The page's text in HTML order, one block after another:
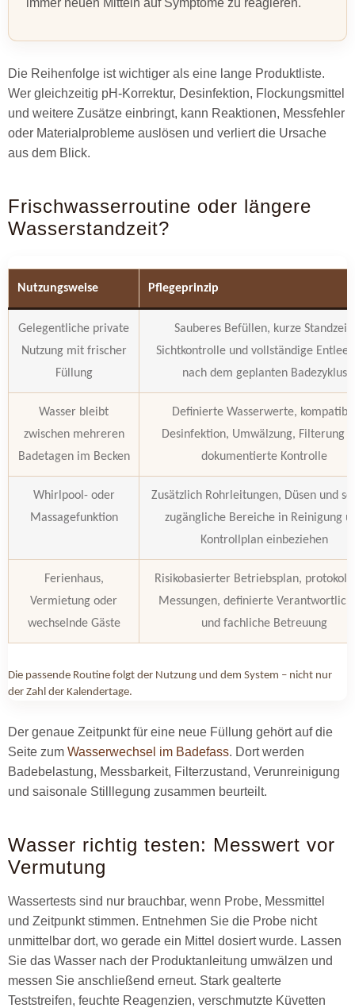
immer neuen Mitteln auf Symptome zu reagieren.
Die Reihenfolge ist wichtiger als eine lange Produktliste.
Wer gleichzeitig pH-Korrektur, Desinfektion, Flockungsmittel
und weitere Zusätze einbringt, kann Reaktionen, Messfehler
oder Materialprobleme auslösen und verliert die Ursache
aus dem Blick.
Frischwasserroutine oder längere
Wasserstandzeit?
Nutzungsweise Pflegeprinzip
Gelegentliche private
Nutzung mit frischer
Füllung
Sauberes Befüllen, kurze Standzeit,
Sichtkontrolle und vollständige
nach dem geplanten Badezyklus
Wasser bleibt
zwischen mehreren
Badetagen im Becken
Definierte Wasserwerte,
Desinfektion, Umwälzung, Filterung
dokumentierte Kontrolle
Whirlpool- oder
Massagefunktion
Zusätzlich Rohrleitungen, Düsen und
zugängliche Bereiche in Reinigung
Kontrollplan einbeziehen
Ferienhaus,
Vermietung oder
wechselnde Gäste
Risikobasierter Betriebsplan,
Messungen, definierte
und fachliche Betreuung
Die passende Routine folgt der Nutzung und dem System – nicht nur
der Zahl der Kalendertage.
Der genaue Zeitpunkt für eine neue Füllung gehört auf die
Seite zum Wasserwechsel im Badefass. Dort werden
Badebelastung, Messbarkeit, Filterzustand, Verunreinigung
und saisonale Stilllegung zusammen beurteilt.
Wasser richtig testen: Messwert vor
Vermutung
Wassertests sind nur brauchbar, wenn Probe, Messmittel
und Zeitpunkt stimmen. Entnehmen Sie die Probe nicht
unmittelbar dort, wo gerade ein Mittel dosiert wurde. Lassen
Sie das Wasser nach der Produktanleitung umwälzen und
messen Sie anschließend erneut. Stark gealterte
Teststreifen, feuchte Reagenzien, verschmutzte Küvetten